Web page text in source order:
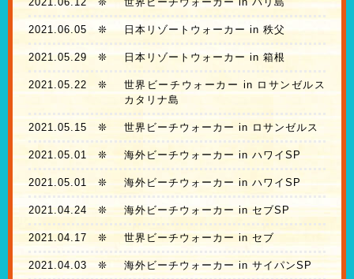
2021.06.05 ❊ 日本リゾートウォーカー in 秩父
2021.05.29 ❊ 日本リゾートウォーカー in 箱根
2021.05.22 ❊
世界ビーチウォーカー in ロサンゼルス
カタリナ島
2021.05.15 ❊ 世界ビーチウォーカー in ロサンゼルス
2021.05.01❊ 海外ビーチウォーカー in ハワイSP
2021.05.01❊ 海外ビーチウォーカー in ハワイSP
2021.04.24 ❊ 海外ビーチウォーカー in セブSP
2021.04.17 ❊ 世界ビーチウォーカー in セブ
2021.04.03❊ 海外ビーチウォーカー in サイパンSP